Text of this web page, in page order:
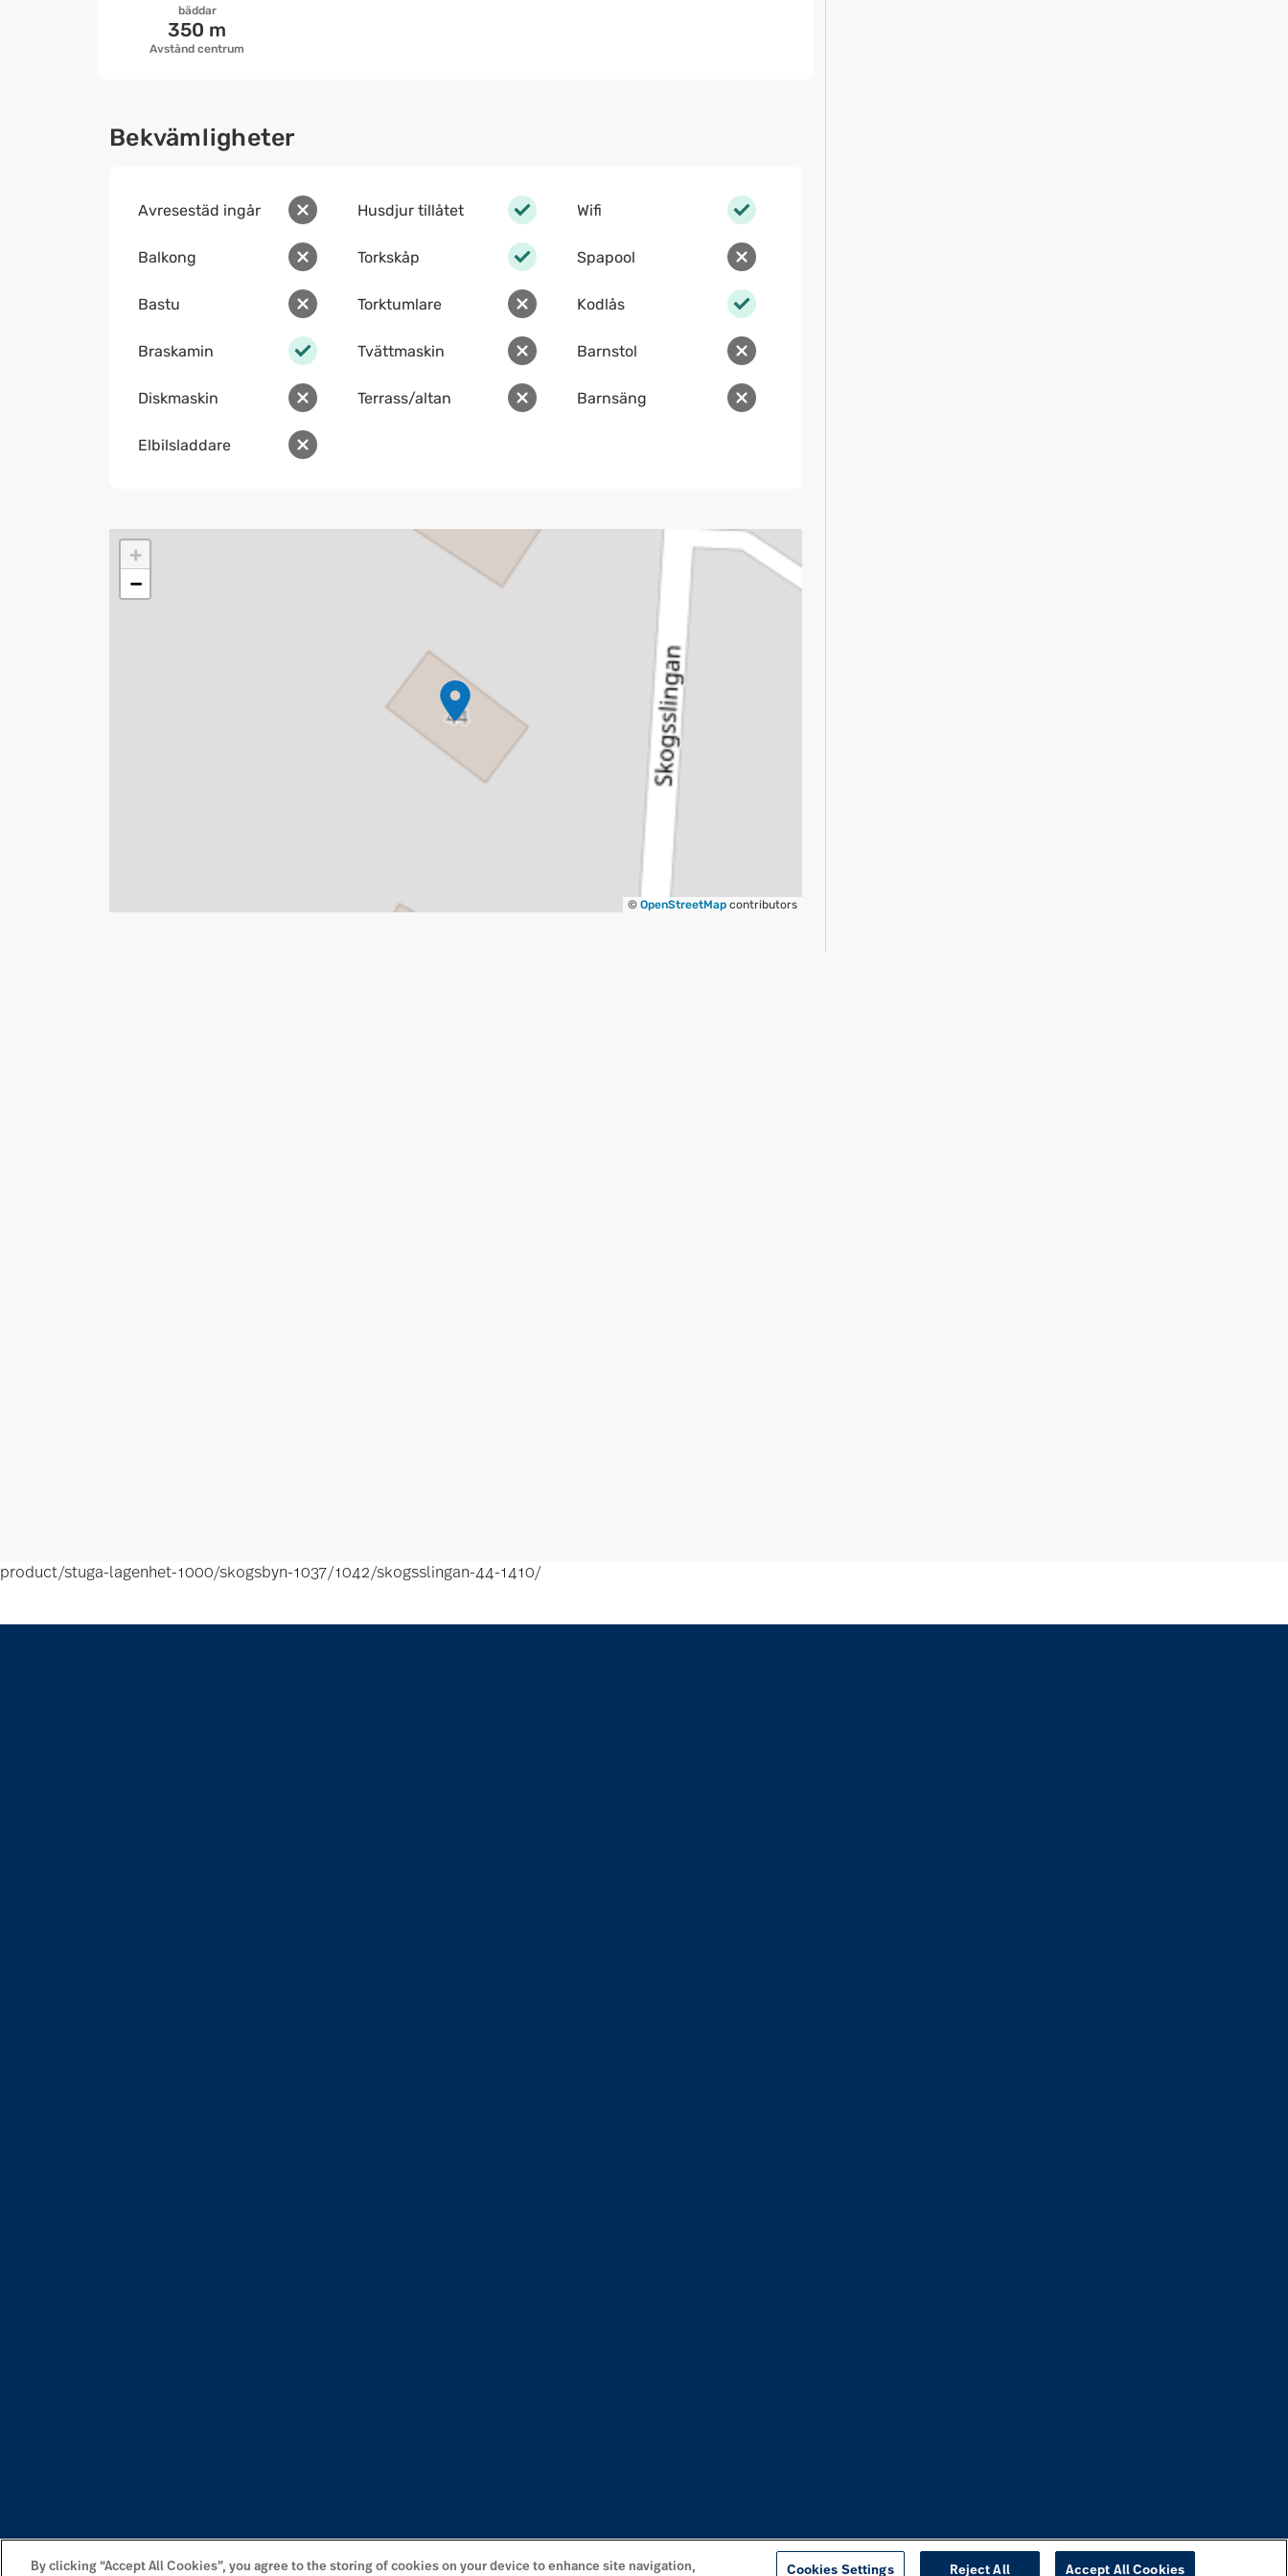
bäddar
Avstånd centrum
350 m
Bekvämligheter
Avresestäd ingår
Balkong
Bastu
Braskamin
Diskmaskin
Elbilsladdare
Husdjur tillåtet
Torkskåp
Torktumlare
Tvättmaskin
Terrass/altan
Wifi
Spapool
Kodlås
Barnstol
Barnsäng
+
−
© OpenStreetMap contributors
product/stuga-lagenhet-1000/skogsbyn-1037/1042/skogsslingan-44-1410/
By clicking “Accept All Cookies”, you agree to the storing of cookies on your device to enhance site navigation, Cookies Settings Reject All Accept All Cookies